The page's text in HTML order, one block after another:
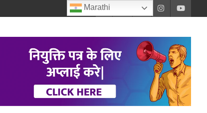
Marathi